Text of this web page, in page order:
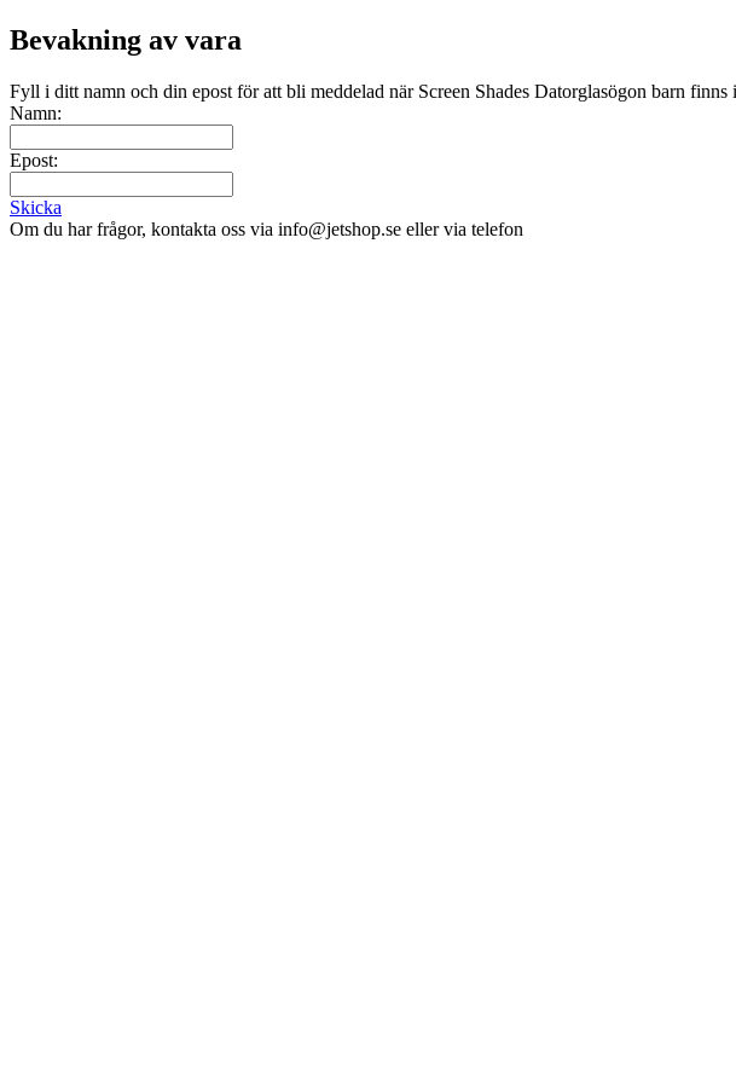
Bevakning av vara
Fyll i ditt namn och din epost för att bli meddelad när Screen Shades Datorglasögon barn finns
Namn:
Epost:
Skicka
Om du har frågor, kontakta oss via info@jetshop.se eller via telefon